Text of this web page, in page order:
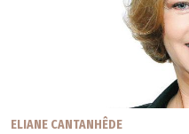
ELIANE CANTANHÊDE